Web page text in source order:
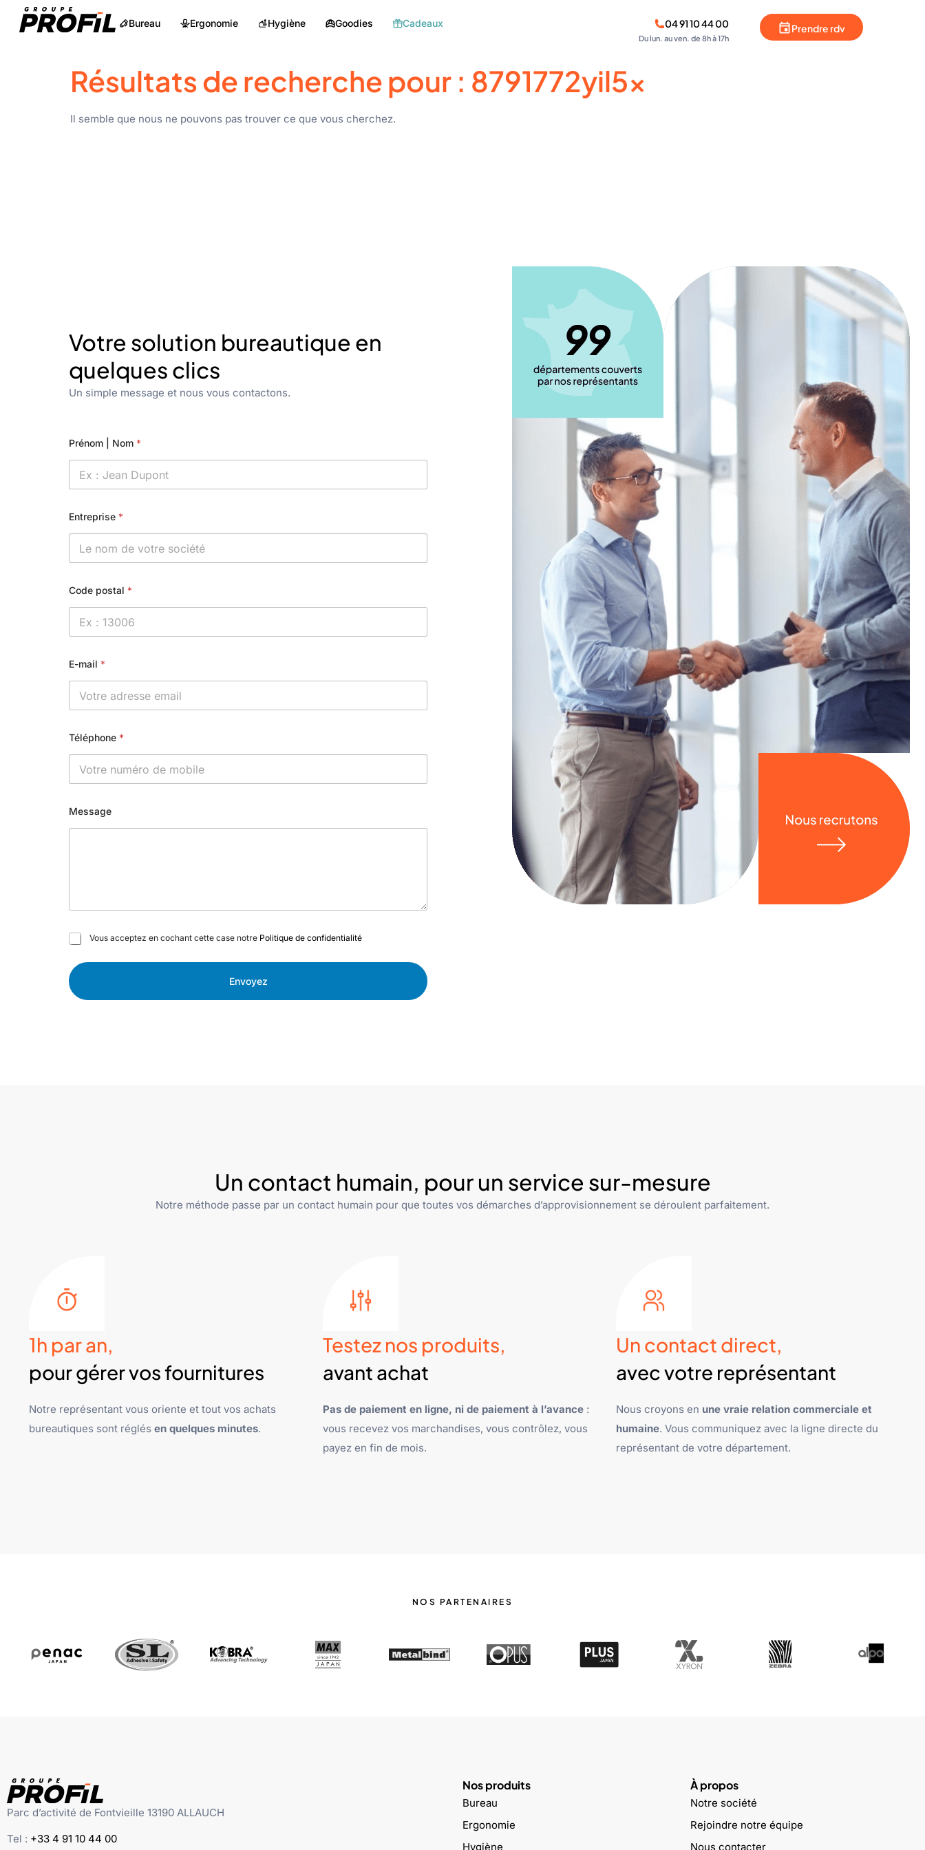
Bureau Ergonomie Hygiène Goodies Cadeaux 04 91 10 44 00
Du lun. au ven. de 8h à 17h
Prendre rdv
Résultats de recherche pour : 8791772yil5x
Il semble que nous ne pouvons pas trouver ce que vous cherchez.
Votre solution bureautique en
quelques clics
Un simple message et nous vous contactons.
Prénom | Nom *
Entreprise *
Code postal *
E-mail *
Téléphone *
Message
C
e
s
Vous acceptez en cochant cette case notre Politique de confidentialité
Envoyez
Un contact humain, pour un service sur-mesure
Notre méthode passe par un contact humain pour que toutes vos démarches d’approvisionnement se déroulent parfaitement.
1h par an,
pour gérer vos fournitures
Notre représentant vous oriente et tout vos achats
bureautiques sont réglés en quelques minutes.
Testez nos produits,
avant achat
Pas de paiement en ligne, ni de paiement à l’avance:
vous recevez vos marchandises, vous contrôlez, vous
payez en fin de mois.
Un contact direct,
avec votre représentant
Nous croyons en une vraie relation commerciale et
humaine. Vous communiquez avec la ligne directe du
représentant de votre département.
NOS PARTENAIRES
Parc d’activité de Fontvieille 13190 ALLAUCH
Tel : +33 4 91 10 44 00
Nos produits
Bureau
Ergonomie
Hygiène
À propos
Notre société
Rejoindre notre équipe
Nous contacter